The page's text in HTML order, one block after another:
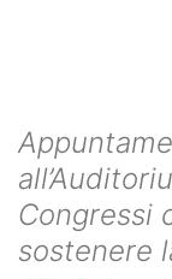
Congressi
sostenere